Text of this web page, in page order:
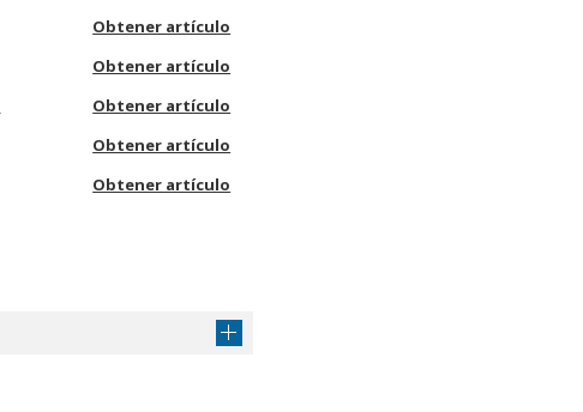
Obtener artículo
Obtener artículo
Obtener artículo
Obtener artículo
Obtener artículo